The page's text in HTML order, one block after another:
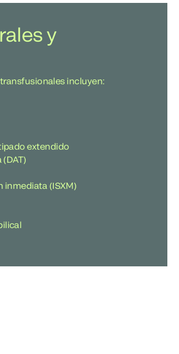
y
incluyen:
extendido
inmediata (ISXM)